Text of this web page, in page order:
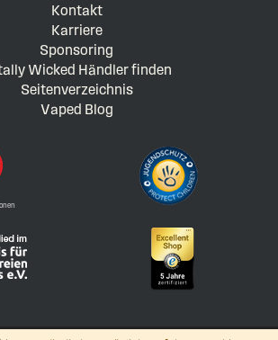
Kontakt
Karriere
Sponsoring
Wicked Händler finden
Seitenverzeichnis
Vaped Blog